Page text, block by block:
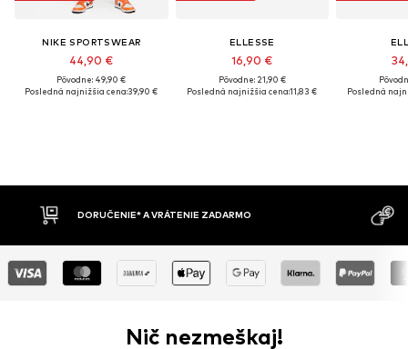
NIKE SPORTSWEAR
44,90 €
Pôvodne: 49,90 €
Posledná najnižšia cena:39,90 €
ELLESSE
16,90 €
Pôvodne: 21,90 €
Posledná najnižšia cena:11,83 €
Posledná
DORUČENIE* A VRÁTENIE ZADARMO
Nič nezmeškaj!